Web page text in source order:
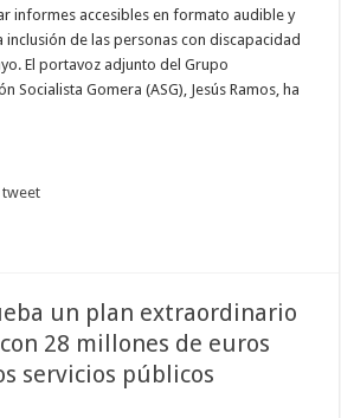
informes accesibles en formato audible y
de las personas con discapacidad
El portavoz adjunto del Grupo
Socialista Gomera (ASG), Jesús Ramos, ha
tweet
un plan extraordinario
28 millones de euros
servicios públicos